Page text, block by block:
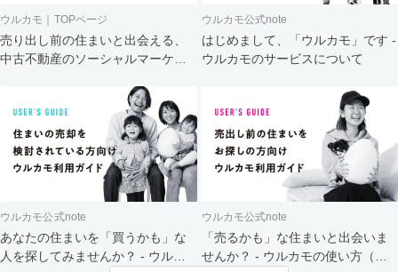
ウルカモ｜TOPページ
売り出し前の住まいと出会える、
中古不動産のソーシャルマーケッ
ウルカモ公式note
はじめまして、「ウルカモ」です -
ウルカモのサービスについて
ウルカモ公式note
あなたの住まいを「買うかも」な
人を探してみませんか？ - ウルカ
ウルカモ公式note
「売るかも」な住まいと出会いま
せんか？ - ウルカモの使い方（買